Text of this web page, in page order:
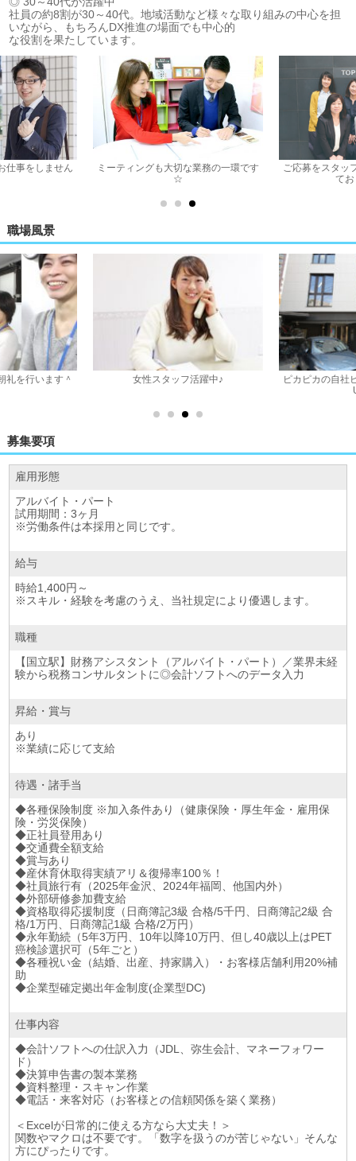
社員の約8割が30～40代。地域活動など様々な取り組みの中心を担
いながら、もちろんDX推進の場面でも中心的
な役割を果たしています。
仕事をしません
ミーティングも大切な業務の一環です
☆
ご応募をスタッ
て
職場風景
礼を行います＾ 女性スタッフ活躍中♪
ピカピカの自社
募集要項
雇用形態
アルバイト・パート
試用期間：3ヶ月
※労働条件は本採⽤と同じです。
給与
時給1,400円～
※スキル・経験を考慮のうえ、当社規定により優遇します。
職種
【国立駅】財務アシスタント（アルバイト・パート）／業界未経
験から税務コンサルタントに◎会計ソフトへのデータ入力
昇給・賞与
あり
※業績に応じて支給
待遇・諸手当
◆各種保険制度 ※加入条件あり（健康保険・厚生年金・雇用保
険・労災保険）
◆正社員登用あり
◆交通費全額支給
◆賞与あり
◆産休育休取得実績アリ＆復帰率100％！
◆社員旅行有（2025年金沢、2024年福岡、他国内外）
◆外部研修参加費支給
◆資格取得応援制度（日商簿記3級 合格/5千円、日商簿記2級 合
格/1万円、日商簿記1級 合格/2万円）
◆永年勤続（5年3万円、10年以降10万円、但し40歳以上はPET
癌検診選択可（5年ごと）
◆各種祝い金（結婚、出産、持家購入）・お客様店舗利用20%補
助
◆企業型確定拠出年金制度(企業型DC)
仕事内容
◆会計ソフトへの仕訳入力（JDL、弥生会計、マネーフォワー
ド）
◆決算申告書の製本業務
◆資料整理・スキャン作業
◆電話・来客対応（お客様との信頼関係を築く業務）
＜Excelが日常的に使える方なら大丈夫！＞
関数やマクロは不要です。「数字を扱うのが苦じゃない」そんな
方にぴったりです。